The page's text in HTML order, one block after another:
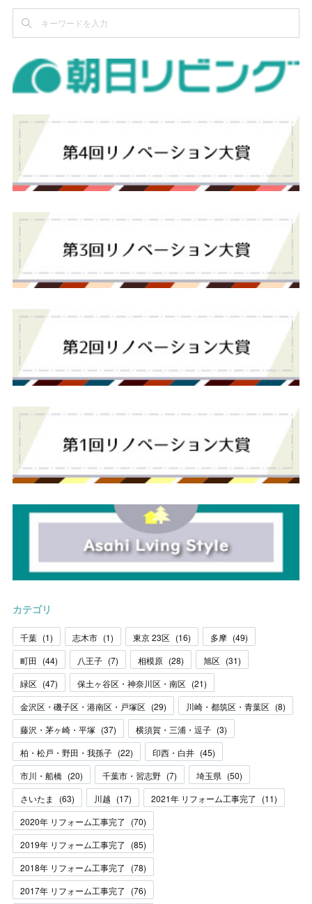
カテゴリ
千葉 (1) 志木市 (1) 東京 23区 (16) 多摩 (49)
町田 (44) 八王子 (7) 相模原 (28) 旭区 (31)
緑区 (47) 保土ヶ谷区・神奈川区・南区 (21)
金沢区・磯子区・港南区・戸塚区 (29) 川崎・都筑区・青葉区 (8)
藤沢・茅ヶ崎・平塚 (37) 横須賀・三浦・逗子 (3)
柏・松戸・野田・我孫子 (22) 印西・白井 (45)
市川・船橋 (20) 千葉市・習志野 (7) 埼玉県 (50)
さいたま
(63) 川越 (17) 2021年 リフォーム工事完了 (11)
2020年 リフォーム工事完了
(70)
2019年 リフォーム工事完了
(85)
2018年 リフォーム工事完了
(78)
2017年 リフォーム工事完了
(76)